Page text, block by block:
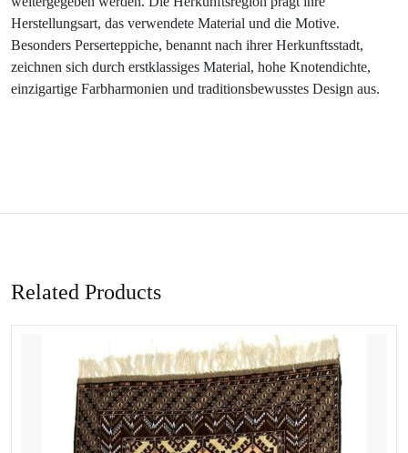
Herstellungsart, das verwendete Material und die Motive.
Besonders Perserteppiche, benannt nach ihrer Herkunftsstadt,
zeichnen sich durch erstklassiges Material, hohe Knotendichte,
einzigartige Farbharmonien und traditionsbewusstes Design aus.
Related Products